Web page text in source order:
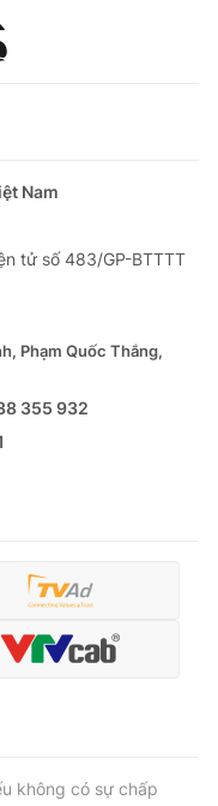
Nam
tử số 483/GP-BTTTT
Phạm Quốc Thắng,
355 932
không có sự chấp